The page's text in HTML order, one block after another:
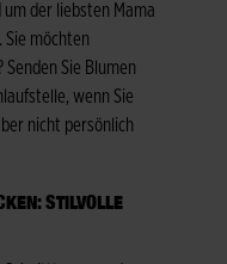
der liebsten Mama
Sie möchten
Senden Sie Blumen
wenn Sie
nicht persönlich
STILVOLLE